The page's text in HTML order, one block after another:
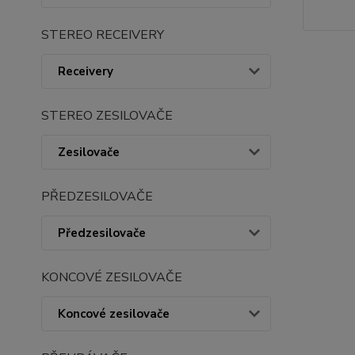
STEREO RECEIVERY
Receivery
STEREO ZESILOVAČE
Zesilovače
PŘEDZESILOVAČE
Předzesilovače
KONCOVÉ ZESILOVAČE
Koncové zesilovače